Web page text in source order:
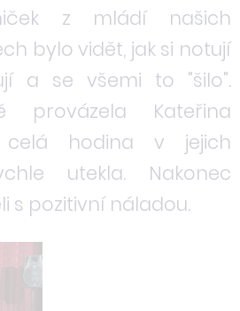
z mládí našich
bylo vidět, jak si notují
a se všemi to "šilo".
provázela Kateřina
hodina v jejich
utekla. Nakonec
s pozitivní náladou.